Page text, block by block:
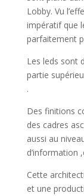
Lobby. Vu
impératif que
parfaitement
Les leds sont
partie
.
Des finitions
des cadres
aussi au
d’information
Cette
et une